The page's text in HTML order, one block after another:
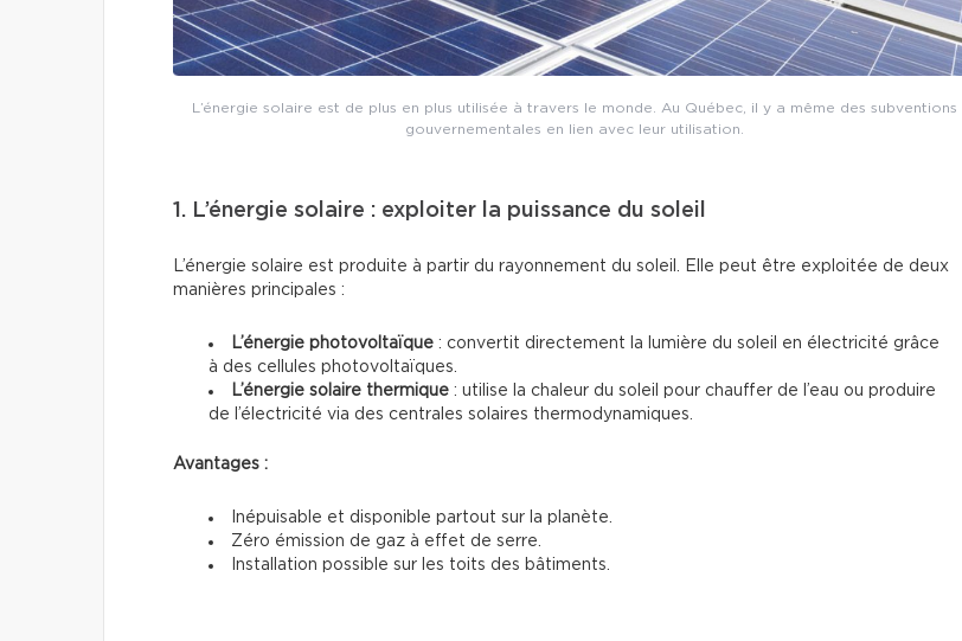
L’énergie solaire est de plus en plus utilisée à travers le monde. Au Québec, il y a même des subventions
gouvernementales en lien avec leur utilisation.
1. L’énergie solaire : exploiter la puissance du soleil
L’énergie solaire est produite à partir du rayonnement du soleil. Elle peut être exploitée de deux
manières principales :
L’énergie photovoltaïque : convertit directement la lumière du soleil en électricité grâce
à des cellules photovoltaïques.
L’énergie solaire thermique : utilise la chaleur du soleil pour chauffer de l’eau ou produire
de l’électricité via des centrales solaires thermodynamiques.
Avantages :
Inépuisable et disponible partout sur la planète.
Zéro émission de gaz à effet de serre.
Installation possible sur les toits des bâtiments.